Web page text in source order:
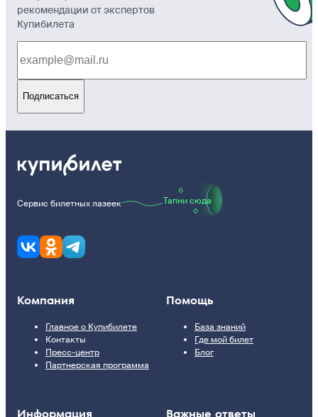
рекомендации от экспертов
Купибилета
Подписаться
Сервис билетных лазеек Тапни сюда
Компания
Главное о Купибилете
Контакты
Пресс-центр
Партнерская программа
Помощь
База знаний
Где мой билет
Блог
Информация Важные ответы